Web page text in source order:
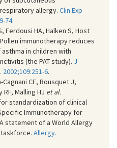
allergy. Clin Exp
74.
Ferdousi HA, Halken S, Host
immunotherapy reduces
in children with
(the PAT-study). J
6.
Cagnani CE, Bousquet J,
Malling HJ et al.
standardization of clinical
Immunotherapy for
statement of a World Allergy
taskforce. Allergy.